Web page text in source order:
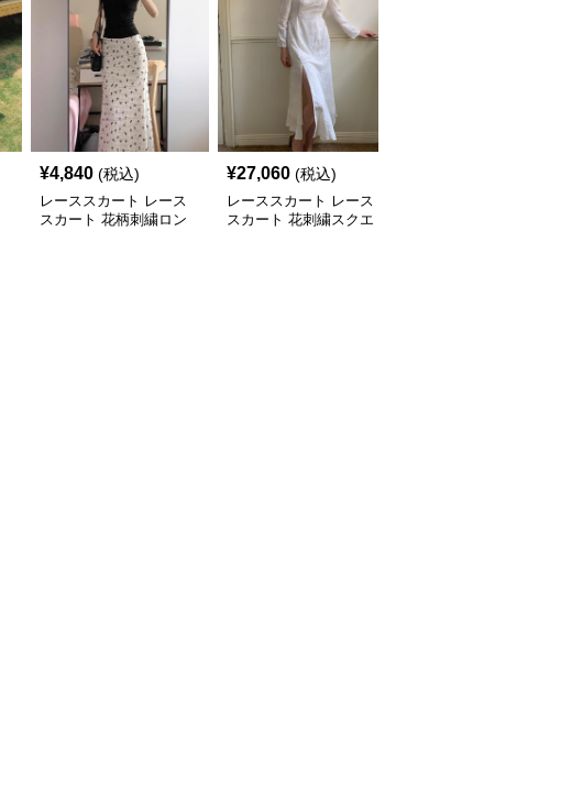
¥4,840 (税込)
レーススカート レース
スカート 花柄刺繍ロン
¥27,060 (税込)
レーススカート レース
スカート 花刺繍スクエ